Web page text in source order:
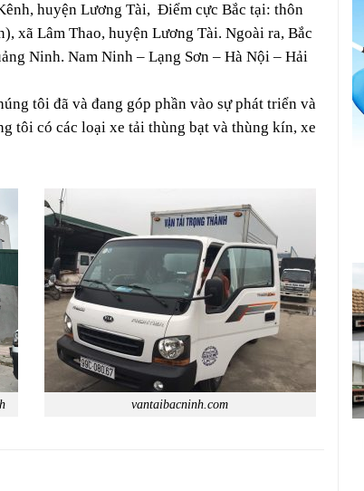
huyện Lương Tài, Điểm cực Bắc tại: thôn
xã Lâm Thao, huyện Lương Tài. Ngoài ra, Bắc
Ninh. Nam Ninh – Lạng Sơn – Hà Nội – Hải
tôi đã và đang góp phần vào sự phát triển và
tôi có các loại xe tải thùng bạt và thùng kín, xe
vantaibacninh.com